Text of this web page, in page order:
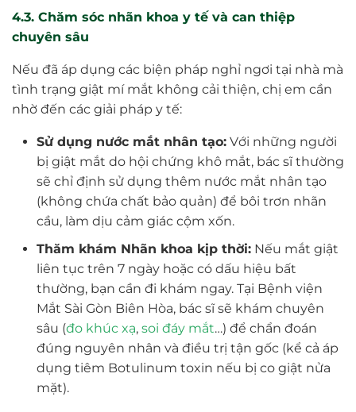
4.3. Chăm sóc nhãn khoa y tế và can thiệp
chuyên sâu
Nếu đã áp dụng các biện pháp nghỉ ngơi tại nhà mà
tình trạng giật mí mắt không cải thiện, chị em cần
nhờ đến các giải pháp y tế:
Sử dụng nước mắt nhân tạo:Với những người
bị giật mắt do hội chứng khô mắt, bác sĩ thường
sẽ chỉ định sử dụng thêm nước mắt nhân tạo
(không chứa chất bảo quản) để bôi trơn nhãn
cầu, làm dịu cảm giác cộm xốn.
Thăm khám Nhãn khoa kịp thời:Nếu mắt giật
liên tục trên 7 ngày hoặc có dấu hiệu bất
thường, bạn cần đi khám ngay. Tại Bệnh viện
Mắt Sài Gòn Biên Hòa, bác sĩ sẽ khám chuyên
sâu (đo khúc xạ, soi đáy mắt…) để chẩn đoán
đúng nguyên nhân và điều trị tận gốc (kể cả áp
dụng tiêm Botulinum toxin nếu bị co giật nửa
mặt).